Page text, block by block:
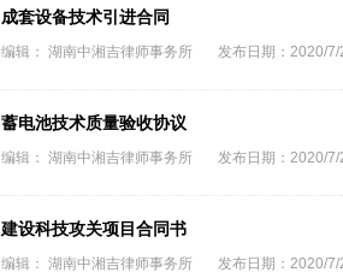
成套设备技术引进合同
编辑： 湖南中湘吉律师事务所 发布日期：2020/
蓄电池技术质量验收协议
编辑： 湖南中湘吉律师事务所 发布日期：2020/
建设科技攻关项目合同书
编辑： 湖南中湘吉律师事务所 发布日期：2020/